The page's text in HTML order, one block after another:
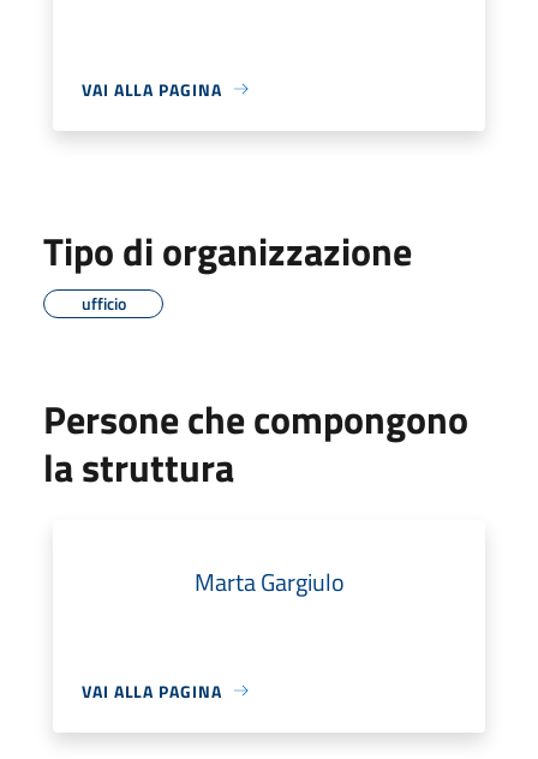
VAI ALLA PAGINA
Tipo di organizzazione
ufficio
Persone che compongono
la struttura
Marta Gargiulo
VAI ALLA PAGINA